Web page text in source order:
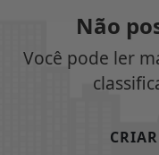
Não
Você pode ler